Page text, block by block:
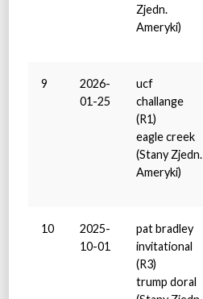
Zjedn.
Ameryki)
9
2026-
01-25
ucf
challange
(R1)
eagle creek
(Stany Zjedn.
Ameryki)
10
2025-
10-01
pat bradley
invitational
(R3)
trump doral